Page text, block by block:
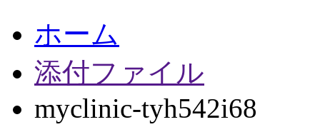
ホーム
添付ファイル
myclinic-tyh542i68